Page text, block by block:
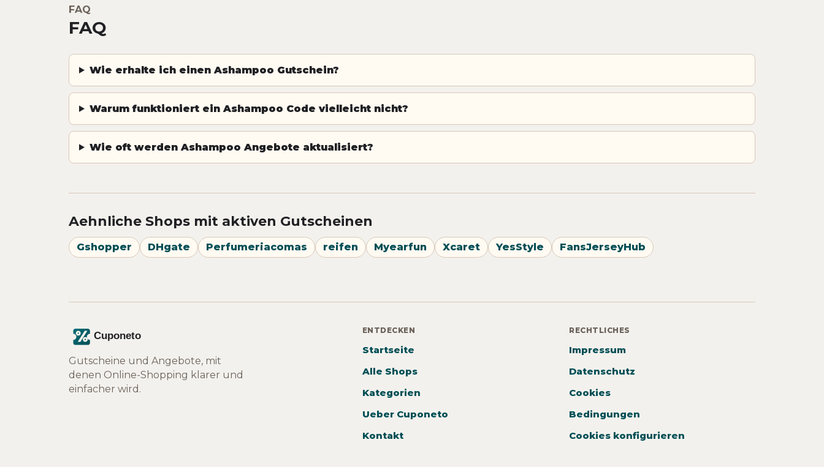
FAQ
FAQ
Wie erhalte ich einen Ashampoo Gutschein?
Warum funktioniert ein Ashampoo Code vielleicht nicht?
Wie oft werden Ashampoo Angebote aktualisiert?
Aehnliche Shops mit aktiven Gutscheinen
Gshopper DHgate Perfumeriacomas reifen Myearfun Xcaret YesStyle FansJerseyHub
Gutscheine und Angebote, mit
denen Online-Shopping klarer und
einfacher wird.
ENTDECKEN
Startseite
Alle Shops
Kategorien
Ueber Cuponeto
Kontakt
RECHTLICHES
Impressum
Datenschutz
Cookies
Bedingungen
Cookies konfigurieren